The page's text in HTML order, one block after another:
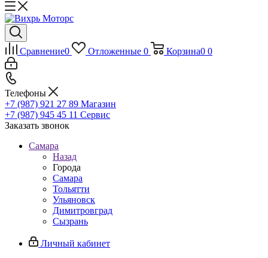
Сравнение0 Отложенные 0 Корзина0 0
Телефоны
+7 (987) 921 27 89 Магазин
+7 (987) 945 45 11 Сервис
Заказать звонок
Самара
Назад
Города
Самара
Тольятти
Ульяновск
Димитровград
Сызрань
Личный кабинет